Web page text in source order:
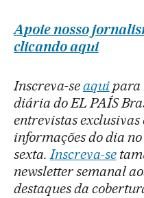
Apoie nosso
clicando aqui
Inscreva-seaquipara
diária do EL PAÍS
entrevistas
informações do dia
sexta.Inscreva-se
newsletter semanal
destaques da